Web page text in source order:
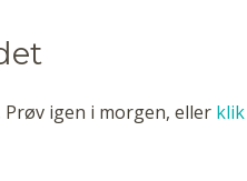
igen i morgen, eller